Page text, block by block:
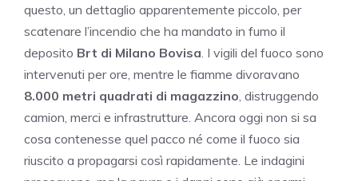
questo, un dettaglio apparentemente piccolo, per
scatenare l’incendio che ha mandato in fumo il
deposito Brt di Milano Bovisa. I vigili del fuoco sono
intervenuti per ore, mentre le fiamme divoravano
8.000 metri quadrati di magazzino, distruggendo
camion, merci e infrastrutture. Ancora oggi non si sa
cosa contenesse quel pacco né come il fuoco sia
riuscito a propagarsi così rapidamente. Le indagini